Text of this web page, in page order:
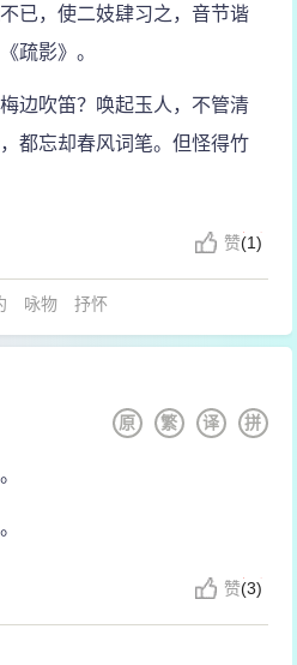
已，使二妓肆习之，音节谐
疏影》。
边吹笛？唤起玉人，不管清
都忘却春风词笔。但怪得竹
赞(1)
咏物 抒怀
拼
译
繁
原
赞(3)